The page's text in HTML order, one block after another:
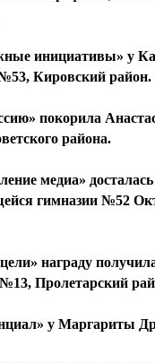
инициативы» у
Кировский район.
покорила
района.
медиа»
гимназии №52
награду
Пролетарский
у Маргариты